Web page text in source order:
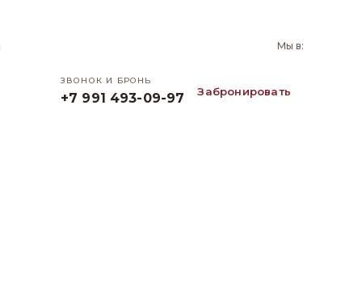
Мы в:
ЗВОНОК И БРОНЬ
+7 991 493-09-97 Забронировать